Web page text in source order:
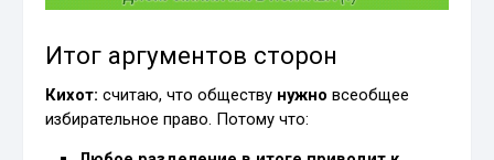
Итог аргументов сторон
Кихот: считаю, что обществу нужно всеобщее
избирательное право. Потому что: